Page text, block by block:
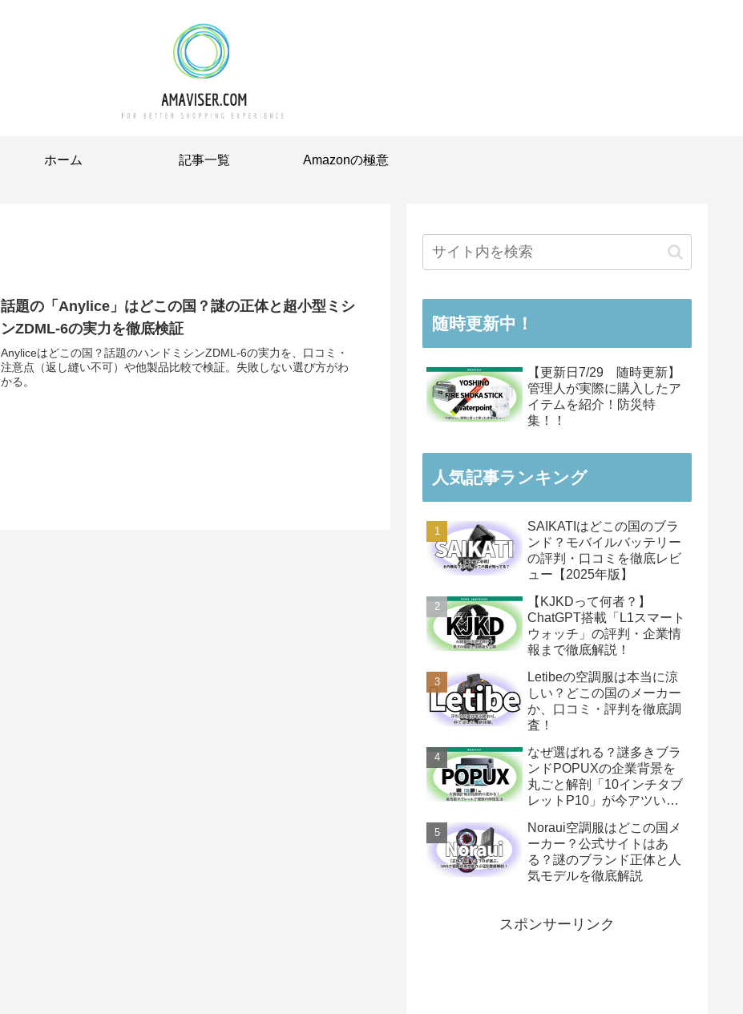
ホーム 記事一覧 Amazonの極意
話題の「Anylice」はどこの国？謎の正体と超小型ミシ
ンZDML-6の実力を徹底検証
Anyliceはどこの国？話題のハンドミシンZDML-6の実力を、口コミ・
注意点（返し縫い不可）や他製品比較で検証。失敗しない選び方がわ
かる。
随時更新中！
【更新日7/29 随時更新】
管理人が実際に購入したア
イテムを紹介！防災特
集！！
人気記事ランキング
SAIKATIはどこの国のブラ
ンド？モバイルバッテリー
の評判・口コミを徹底レビ
ュー【2025年版】
【KJKDって何者？】
ChatGPT搭載「L1スマート
ウォッチ」の評判・企業情
報まで徹底解説！
Letibeの空調服は本当に涼
しい？どこの国のメーカー
か、口コミ・評判を徹底調
査！
なぜ選ばれる？謎多きブラ
ンドPOPUXの企業背景を
丸ごと解剖「10インチタブ
レットP10」が今アツい理
Noraui空調服はどこの国メ
ーカー？公式サイトはあ
る？謎のブランド正体と人
気モデルを徹底解説
スポンサーリンク